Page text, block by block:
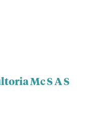
Mc S A S